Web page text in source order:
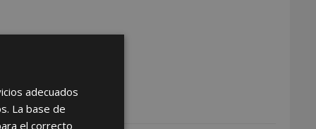
adecuados
La base de
el correcto